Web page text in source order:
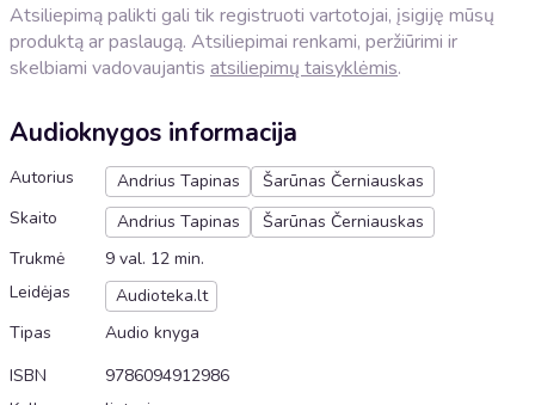
Atsiliepimą palikti gali tik registruoti vartotojai, įsigiję mūsų
produktą ar paslaugą. Atsiliepimai renkami, peržiūrimi ir
skelbiami vadovaujantis atsiliepimų taisyklėmis.
Audioknygos informacija
Autorius Andrius Tapinas
Šarūnas Černiauskas
Skaito
Andrius Tapinas
Šarūnas Černiauskas
Trukmė
9 val. 12 min.
Leidėjas
Audioteka.lt
Tipas
Audio knyga
ISBN
9786094912986